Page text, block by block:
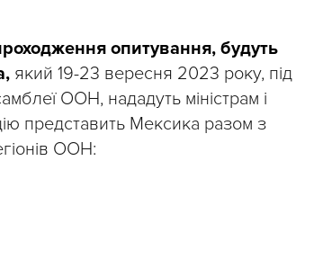
опитування, будуть
який 19-23 вересня 2023 року, під
ООН, нададуть міністрам і
представить Мексика разом з
ООН: